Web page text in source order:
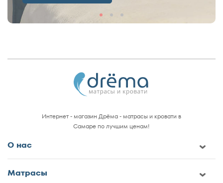
Интернет - магазин Дрёма - матрасы и кровати в
Самаре по лучшим ценам!
О нас
Матрасы